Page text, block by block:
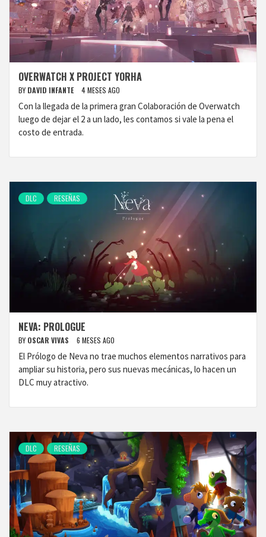
OVERWATCH X PROJECT YORHA
BY DAVID INFANTE 4 MESES AGO
Con la llegada de la primera gran Colaboración de Overwatch
luego de dejar el 2 a un lado, les contamos si vale la pena el
costo de entrada.
DLC RESEÑAS
NEVA: PROLOGUE
BY OSCAR VIVAS 6 MESES AGO
El Prólogo de Neva no trae muchos elementos narrativos para
ampliar su historia, pero sus nuevas mecánicas, lo hacen un
DLC muy atractivo.
DLC RESEÑAS